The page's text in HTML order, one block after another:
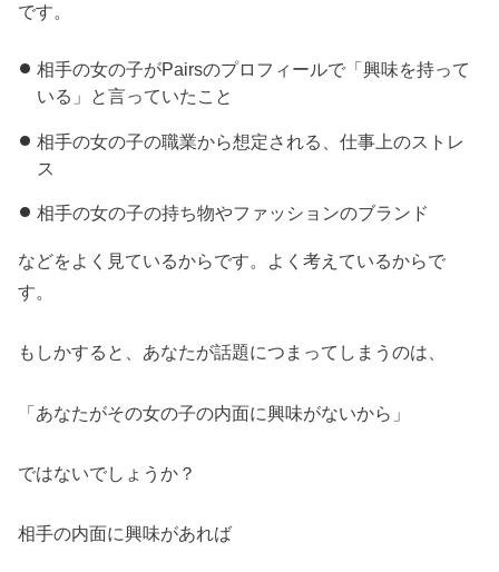
です。
相手の女の子がPairsのプロフィールで「興味を持って
いる」と言っていたこと
相手の女の子の職業から想定される、仕事上のストレ
ス
相手の女の子の持ち物やファッションのブランド
などをよく見ているからです。よく考えているからで
す。
もしかすると、あなたが話題につまってしまうのは、
「あなたがその女の子の内面に興味がないから」
ではないでしょうか？
相手の内面に興味があれば